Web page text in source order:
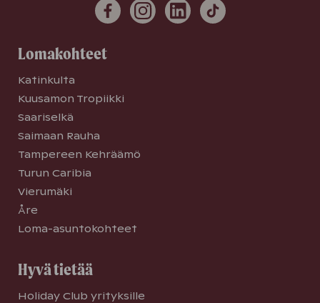
Lomakohteet
Katinkulta
Kuusamon Tropiikki
Saariselkä
Saimaan Rauha
Tampereen Kehräämö
Turun Caribia
Vierumäki
Åre
Loma-asuntokohteet
Hyvä tietää
Holiday Club yrityksille